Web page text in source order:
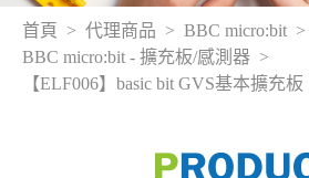
首頁 代理商品
BBC micro:bit
BBC micro:bit - 擴充板/感測器
【ELF006】basic bit GVS基本擴充板